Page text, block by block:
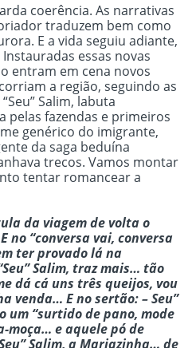
coerência. As narrativas
traduzem bem como
E a vida seguiu adiante,
essas novas
entram em cena novos
a região, seguindo as
Salim, labuta
pelas fazendas e primeiros
genérico do imigrante,
da saga beduína
trecos. Vamos montar
tentar romancear a
da viagem de volta o
no “conversa vai, conversa
ter provado lá na
Salim, traz mais… tão
dá cá uns três queijos, vou
venda… E no sertão: – Seu”
um “surtido de pano, mode
moça… e aquele pó de
Salim, a Mariazinha… de